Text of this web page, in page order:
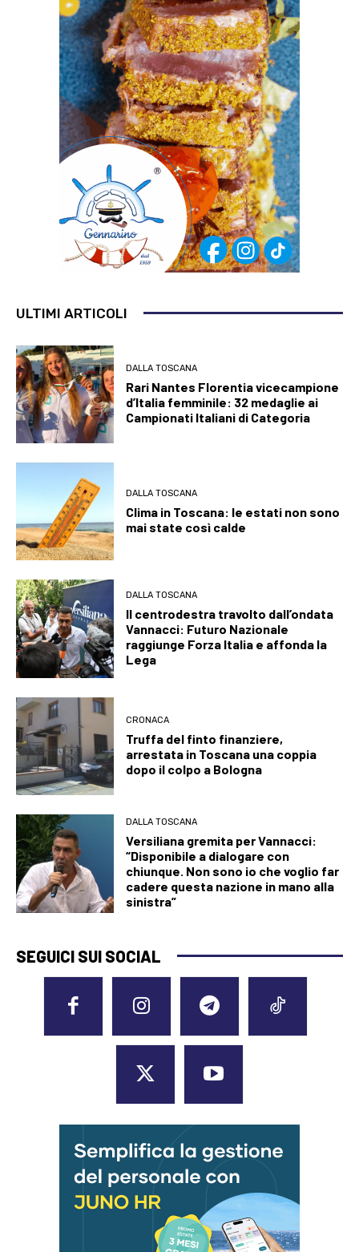
ULTIMI ARTICOLI
DALLA TOSCANA
Rari Nantes Florentia vicecampione
d’Italia femminile: 32 medaglie ai
Campionati Italiani di Categoria
DALLA TOSCANA
Clima in Toscana: le estati non sono
mai state così calde
DALLA TOSCANA
Il centrodestra travolto dall’ondata
Vannacci: Futuro Nazionale
raggiunge Forza Italia e affonda la
Lega
CRONACA
Truffa del finto finanziere,
arrestata in Toscana una coppia
dopo il colpo a Bologna
DALLA TOSCANA
Versiliana gremita per Vannacci:
“Disponibile a dialogare con
chiunque. Non sono io che voglio far
cadere questa nazione in mano alla
sinistra”
SEGUICI SUI SOCIAL